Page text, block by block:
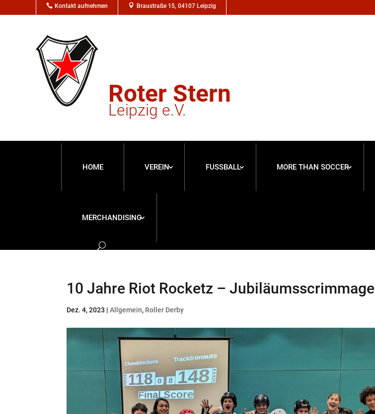
 Kontakt aufnehmen  Braustraße 15, 04107 Leipzig
Roter Stern
Leipzig e.V.
HOME VEREIN FUSSBALL MORE THAN SOCCER
MERCHANDISING
10 Jahre Riot Rocketz – Jubiläumsscrimmage
Dez. 4, 2023 |Allgemein, Roller Derby